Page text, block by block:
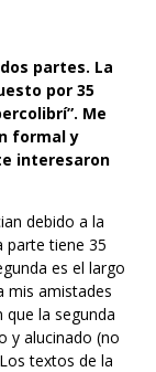
partes. La
por 35
Me
formal y
interesaron
debido a la
parte tiene 35
es el largo
mis amistades
la segunda
y alucinado (no
textos de la